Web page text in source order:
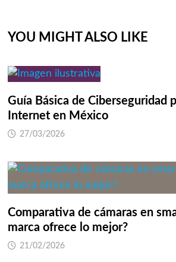
YOU MIGHT ALSO LIKE
Guía Básica de Ciberseguridad
Internet en México
27/03/2026
Comparativa de cámaras en
marca ofrece lo mejor?
21/02/2026